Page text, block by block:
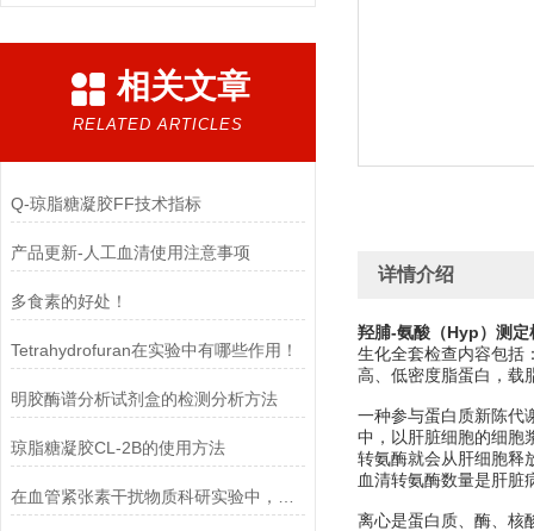
相关文章
RELATED ARTICLES
Q-琼脂糖凝胶FF技术指标
产品更新-人工血清使用注意事项
多食素的好处！
Tetrahydrofuran在实验中有哪些作用！
明胶酶谱分析试剂盒的检测分析方法
琼脂糖凝胶CL-2B的使用方法
详情介绍
羟脯-氨酸（Hyp）测
生化全套检查内容包括
高、低密度脂蛋白，载
一种参与蛋白质新陈代
中，以肝脏细胞的细胞
转氨酶就会从肝细胞释
血清转氨酶数量是肝脏
离心是蛋白质、酶、核